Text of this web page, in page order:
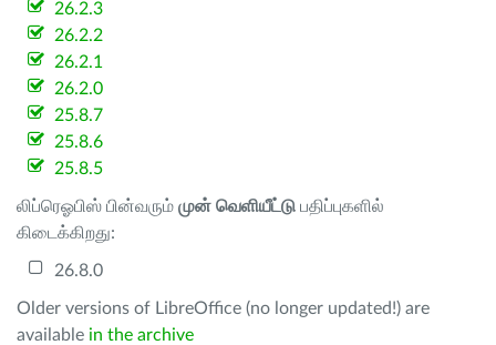
26.2.3
26.2.2
26.2.1
26.2.0
25.8.7
25.8.6
25.8.5
லிப்ரெஓபிஸ் பின்வரும் முன் வெளியீட்டு பதிப்புகளில்
கிடைக்கிறது:
26.8.0
Older versions of LibreOffice (no longer updated!) are
available in the archive